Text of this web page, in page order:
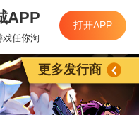
APP
戏任你淘
打开APP
更多发行商